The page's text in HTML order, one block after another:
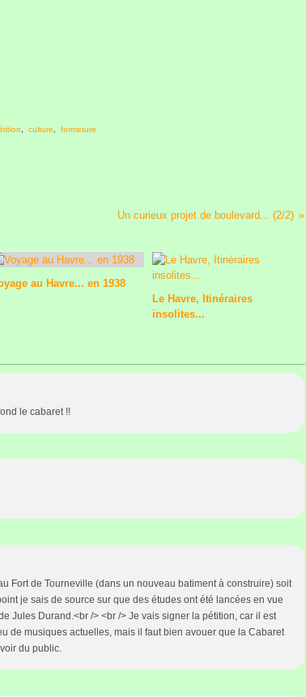
culture fermeture
Un curieux projet de boulevard... (2/2)
au Havre... en 1938
Le Havre, Itinéraires
insolites...
le cabaret !!
Fort de Tourneville (dans un nouveau batiment à construire) soit
je sais de source sur que des études ont été lancées en vue
Jules Durand.<br /> <br /> Je vais signer la pétition, car il est
de musiques actuelles, mais il faut bien avouer que la Cabaret
du public.